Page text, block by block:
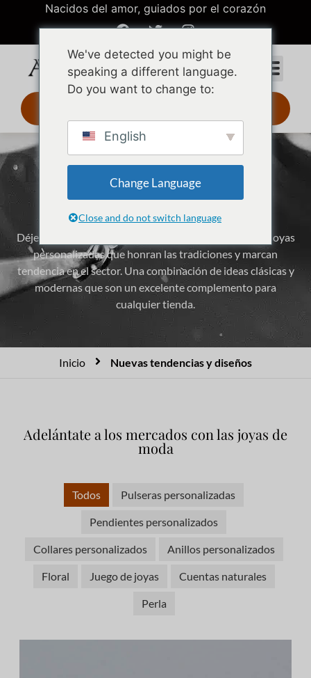
Nacidos del amor, guiados por el corazón
Lanzamiento mensual de
diseños de tendencia
Déjese cautivar por nuestros innovadores diseños de joyas
personalizadas que honran las tradiciones y marcan
tendencia en el sector. Una combinación de ideas clásicas y
modernas que son un excelente complemento para
cualquier tienda.
Inicio Nuevas tendencias y diseños
Adelántate a los mercados con las joyas de
moda
Todos Pulseras personalizadas
Pendientes personalizados
Collares personalizados Anillos personalizados
Floral Juego de joyas Cuentas naturales
Perla
We've detected you might be
speaking a different language.
Do you want to change to:
English
Change Language
Close and do not switch language